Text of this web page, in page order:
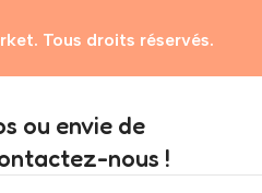
Tous droits réservés.
ou envie de
nous !